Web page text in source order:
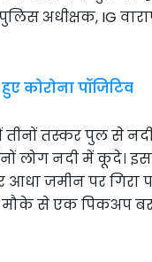
अधीक्षक, IG
कोरोना पॉजिटिव
तीनों तस्कर पुल से
लोग नदी में कूदे।
जमीन पर गिरा
मौके से एक पिकअप